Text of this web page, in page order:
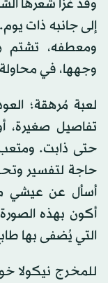
وقد غزا شَعرها
إلى جانبه ذات
ومعطفه، تشتم
وجهها، في
لعبة مُرهقة؛
تفاصيل صغيرة،
حتى ذابت.
حاجة لتفسير
أسأل عن عيشي
أكون بهذه
التي يُضفى بها